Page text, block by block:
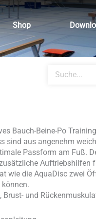
Shop
search
Bauch-Beine-Po
sind aus angenehm
Passform am Fuß.
Auftriebshilfen
wie die AquaDisc zwei
können.
Brust- und